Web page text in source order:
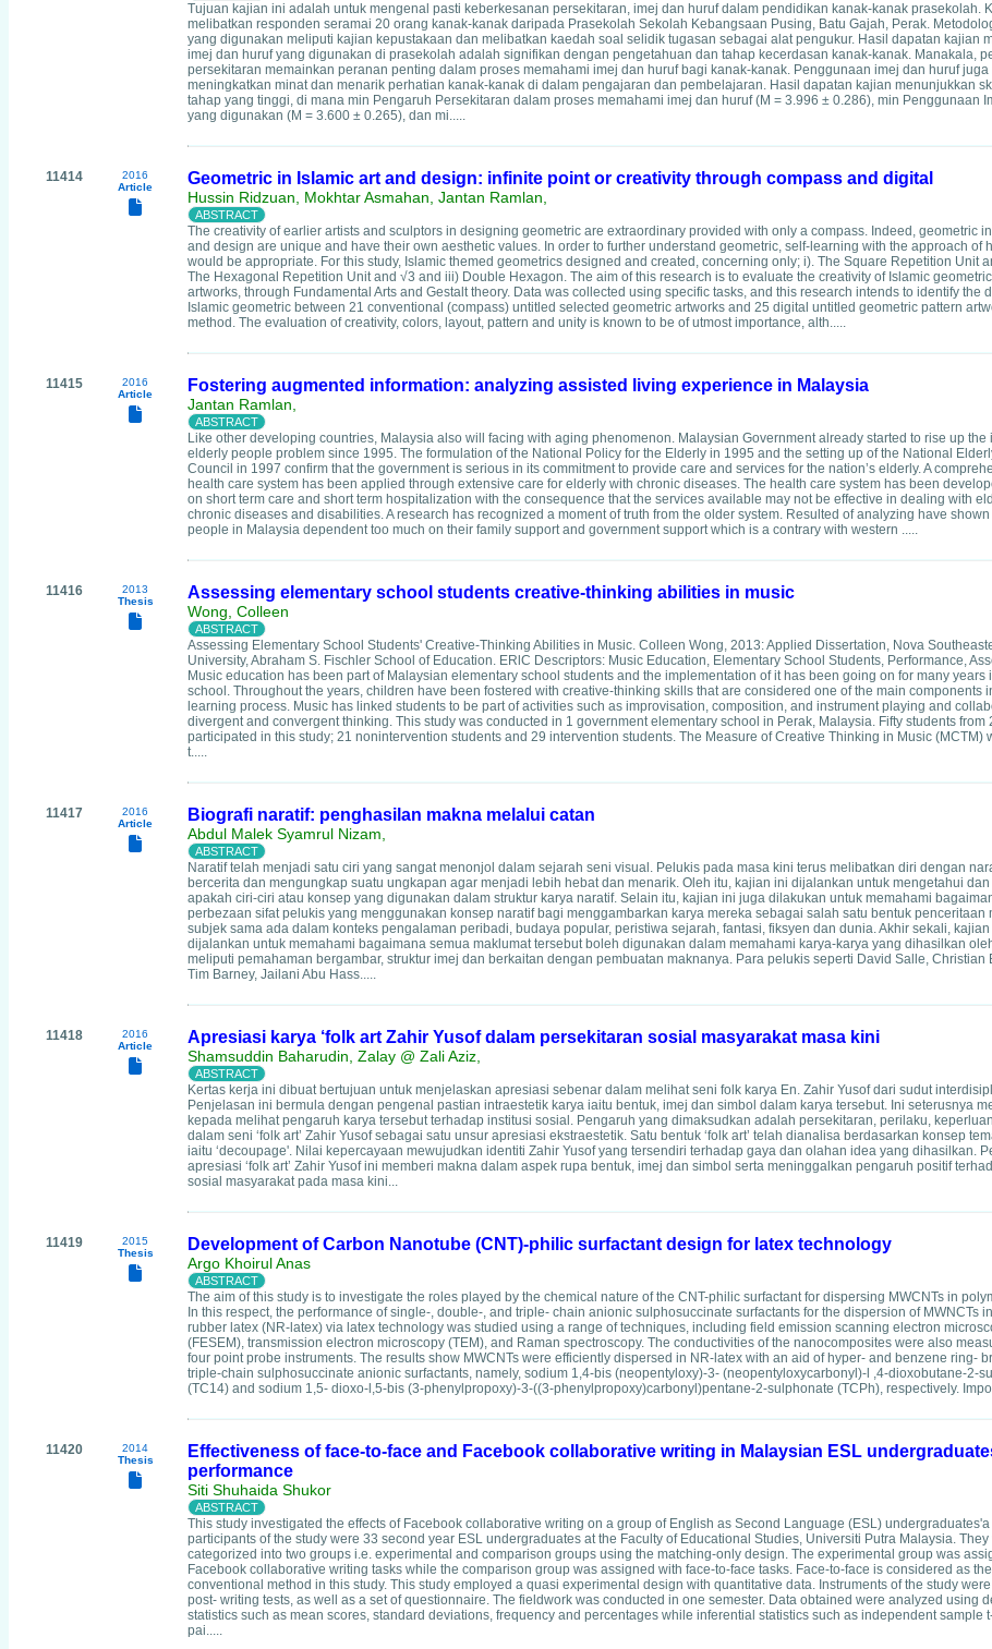
Tujuan kajian ini adalah untuk mengenal pasti keberkesanan persekitaran, imej dan huruf dalam pendidikan kanak-kanak prasekolah.
melibatkan responden seramai 20 orang kanak-kanak daripada Prasekolah Sekolah Kebangsaan Pusing, Batu Gajah, Perak.
yang digunakan meliputi kajian kepustakaan dan melibatkan kaedah soal selidik tugasan sebagai alat pengukur. Hasil dapatan kajian
imej dan huruf yang digunakan di prasekolah adalah signifikan dengan pengetahuan dan tahap kecerdasan kanak-kanak. Manakala,
persekitaran memainkan peranan penting dalam proses memahami imej dan huruf bagi kanak-kanak. Penggunaan imej dan huruf juga
meningkatkan minat dan menarik perhatian kanak-kanak di dalam pengajaran dan pembelajaran. Hasil dapatan kajian menunjukkan
tahap yang tinggi, di mana min Pengaruh Persekitaran dalam proses memahami imej dan huruf (M = 3.996 ± 0.286), min Penggunaan
yang digunakan (M = 3.600 ± 0.265), dan mi.....
11414
2016
Article
Geometric in Islamic art and design: infinite point or creativity through compass and digital
Hussin Ridzuan, Mokhtar Asmahan, Jantan Ramlan,
The creativity of earlier artists and sculptors in designing geometric are extraordinary provided with only a compass. Indeed, geometric
and design are unique and have their own aesthetic values. In order to further understand geometric, self-learning with the approach of
would be appropriate. For this study, Islamic themed geometrics designed and created, concerning only; i). The Square Repetition Unit
The Hexagonal Repetition Unit and √3 and iii) Double Hexagon. The aim of this research is to evaluate the creativity of Islamic
artworks, through Fundamental Arts and Gestalt theory. Data was collected using specific tasks, and this research intends to identify the
Islamic geometric between 21 conventional (compass) untitled selected geometric artworks and 25 digital untitled geometric pattern
method. The evaluation of creativity, colors, layout, pattern and unity is known to be of utmost importance, alth.....
11415
2016
Article
Fostering augmented information: analyzing assisted living experience in Malaysia
Jantan Ramlan,
Like other developing countries, Malaysia also will facing with aging phenomenon. Malaysian Government already started to rise up the
elderly people problem since 1995. The formulation of the National Policy for the Elderly in 1995 and the setting up of the National
Council in 1997 confirm that the government is serious in its commitment to provide care and services for the nation’s elderly. A
health care system has been applied through extensive care for elderly with chronic diseases. The health care system has been
on short term care and short term hospitalization with the consequence that the services available may not be effective in dealing with
chronic diseases and disabilities. A research has recognized a moment of truth from the older system. Resulted of analyzing have
people in Malaysia dependent too much on their family support and government support which is a contrary with western .....
11416
2013
Thesis
Assessing elementary school students creative-thinking abilities in music
Wong, Colleen
Assessing Elementary School Students' Creative-Thinking Abilities in Music. Colleen Wong, 2013: Applied Dissertation, Nova
University, Abraham S. Fischler School of Education. ERlC Descriptors: Music Education, Elementary School Students, Performance,
Music education has been part of Malaysian elementary school students and the implementation of it has been going on for many years
school. Throughout the years, children have been fostered with creative-thinking skills that are considered one of the main components
learning process. Music has linked students to be part of activities such as improvisation, composition, and instrument playing and
divergent and convergent thinking. This study was conducted in 1 government elementary school in Perak, Malaysia. Fifty students from
participated in this study; 21 nonintervention students and 29 intervention students. The Measure of Creative Thinking in Music (MCTM)
t.....
11417
2016
Article
Biografi naratif: penghasilan makna melalui catan
Abdul Malek Syamrul Nizam,
Naratif telah menjadi satu ciri yang sangat menonjol dalam sejarah seni visual. Pelukis pada masa kini terus melibatkan diri dengan
bercerita dan mengungkap suatu ungkapan agar menjadi lebih hebat dan menarik. Oleh itu, kajian ini dijalankan untuk mengetahui
apakah ciri-ciri atau konsep yang digunakan dalam struktur karya naratif. Selain itu, kajian ini juga dilakukan untuk memahami
perbezaan sifat pelukis yang menggunakan konsep naratif bagi menggambarkan karya mereka sebagai salah satu bentuk penceritaan
subjek sama ada dalam konteks pengalaman peribadi, budaya popular, peristiwa sejarah, fantasi, fiksyen dan dunia. Akhir sekali, kajian
dijalankan untuk memahami bagaimana semua maklumat tersebut boleh digunakan dalam memahami karya-karya yang dihasilkan
meliputi pemahaman bergambar, struktur imej dan berkaitan dengan pembuatan maknanya. Para pelukis seperti David Salle, Christian
Tim Barney, Jailani Abu Hass.....
11418
2016
Article
Apresiasi karya ‘folk art Zahir Yusof dalam persekitaran sosial masyarakat masa kini
Shamsuddin Baharudin, Zalay @ Zali Aziz,
Kertas kerja ini dibuat bertujuan untuk menjelaskan apresiasi sebenar dalam melihat seni folk karya En. Zahir Yusof dari sudut
Penjelasan ini bermula dengan pengenal pastian intraestetik karya iaitu bentuk, imej dan simbol dalam karya tersebut. Ini seterusnya
kepada melihat pengaruh karya tersebut terhadap institusi sosial. Pengaruh yang dimaksudkan adalah persekitaran, perilaku,
dalam seni ‘folk art’ Zahir Yusof sebagai satu unsur apresiasi ekstraestetik. Satu bentuk ‘folk art’ telah dianalisa berdasarkan konsep
iaitu ‘decoupage'. Nilai kepercayaan mewujudkan identiti Zahir Yusof yang tersendiri terhadap gaya dan olahan idea yang dihasilkan.
apresiasi ‘folk art’ Zahir Yusof ini memberi makna dalam aspek rupa bentuk, imej dan simbol serta meninggalkan pengaruh positif
sosial masyarakat pada masa kini...
11419
2015
Thesis
Development of Carbon Nanotube (CNT)-philic surfactant design for latex technology
Argo Khoirul Anas
The aim of this study is to investigate the roles played by the chemical nature of the CNT-philic surfactant for dispersing MWCNTs in
In this respect, the performance of single-, double-, and triple- chain anionic sulphosuccinate surfactants for the dispersion of MWNCTs
rubber latex (NR-latex) via latex technology was studied using a range of techniques, including field emission scanning electron
(FESEM), transmission electron microscopy (TEM), and Raman spectroscopy. The conductivities of the nanocomposites were also
four point probe instruments. The results show MWCNTs were efficiently dispersed in NR-latex with an aid of hyper- and benzene ring-
triple-chain sulphosuccinate anionic surfactants, namely, sodium 1,4-bis (neopentyloxy)-3- (neopentyloxycarbonyl)-l ,4-dioxobutane-2-
(TC14) and sodium 1,5- dioxo-l,5-bis (3-phenylpropoxy)-3-((3-phenylpropoxy)carbonyl)pentane-2-sulphonate (TCPh), respectively.
11420
2014
Thesis
Effectiveness of face-to-face and Facebook collaborative writing in Malaysian ESL
performance
Siti Shuhaida Shukor
This study investigated the effects of Facebook collaborative writing on a group of English as Second Language (ESL)
participants of the study were 33 second year ESL undergraduates at the Faculty of Educational Studies, Universiti Putra Malaysia. They
categorized into two groups i.e. experimental and comparison groups using the matching-only design. The experimental group was
Facebook collaborative writing tasks while the comparison group was assigned with face-to-face tasks. Face-to-face is considered as the
conventional method in this study. This study employed a quasi experimental design with quantitative data. Instruments of the study
post- writing tests, as well as a set of questionnaire. The fieldwork was conducted in one semester. Data obtained were analyzed using
statistics such as mean scores, standard deviations, frequency and percentages while inferential statistics such as independent sample
pai.....